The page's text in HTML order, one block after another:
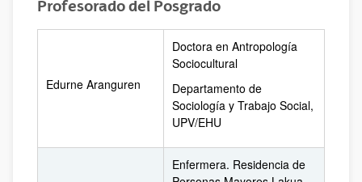
Profesorado del Posgrado
Edurne Aranguren
Doctora en Antropología
Sociocultural
Departamento de
Sociología y Trabajo Social,
UPV/EHU
Enfermera. Residencia de